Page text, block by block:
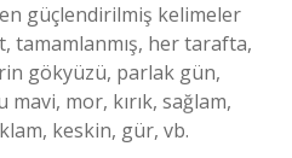
güçlendirilmiş kelimeler
tamamlanmış, her tarafta,
gökyüzü, parlak gün,
mor, kırık, sağlam,
keskin, gür, vb.